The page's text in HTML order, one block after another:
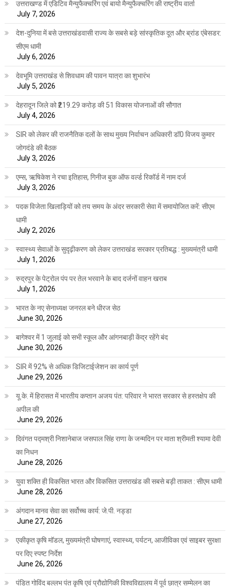
उत्तराखण्ड में एडिटिव मैन्युफैक्चरिंग एवं बायो मैन्युफैक्चरिंग की राष्ट्रीय वार्ता
July 7, 2026
देश-दुनिया में बसे उत्तराखंडवासी राज्य के सबसे बड़े सांस्कृतिक दूत और ब्रांड एंबेसडर:
सीएम धामी
July 6, 2026
देवभूमि उत्तराखंड से शिवधाम की पावन यात्रा का शुभारंभ
July 5, 2026
देहरादून जिले को ₹219.29 करोड़ की 51 विकास योजनाओं की सौगात
July 4, 2026
SIR को लेकर की राजनैतिक दलों के साथ मुख्य निर्वाचन अधिकारी डॉ0 विजय कुमार
जोगदंडे की बैठक
July 3, 2026
एम्स, ऋषिकेश ने रचा इतिहास, गिनीज बुक ऑफ वर्ल्ड रिकॉर्ड में नाम दर्ज
July 3, 2026
पदक विजेता खिलाड़ियों को तय समय के अंदर सरकारी सेवा में समायोजित करें: सीएम
धामी
July 2, 2026
स्वास्थ्य सेवाओं के सुदृढ़ीकरण को लेकर उत्तराखंड सरकार प्रतिबद्ध : मुख्यमंत्री धामी
July 1, 2026
रुद्रपुर के पेट्रोल पंप पर तेल भरवाने के बाद दर्जनों वाहन खराब
July 1, 2026
भारत के नए सेनाध्यक्ष जनरल बने धीरज सेठ
June 30, 2026
बागेश्वर में 1 जुलाई को सभी स्कूल और आंगनबाड़ी केंद्र रहेंगे बंद
June 30, 2026
SIR में 92% से अधिक डिजिटाईजेशन का कार्य पूर्ण
June 29, 2026
यू.के. में हिरासत में भारतीय कप्तान अजय पंत: परिवार ने भारत सरकार से हस्तक्षेप की
अपील की
June 29, 2026
दिवंगत पद्मश्री निशानेबाज जसपाल सिंह राणा के जन्मदिन पर माता श्रीमती श्यामा देवी
का निधन
June 28, 2026
युवा शक्ति ही विकसित भारत और विकसित उत्तराखंड की सबसे बड़ी ताकत : सीएम धामी
June 28, 2026
अंगदान मानव सेवा का सर्वोच्च कार्य: जे.पी. नड्डा
June 27, 2026
एकीकृत कृषि मॉडल, मुख्यमंत्री घोषणाएं, स्वास्थ्य, पर्यटन, आजीविका एवं साइबर सुरक्षा
पर दिए स्पष्ट निर्देश
June 26, 2026
पंडित गोविंद बल्लभ पंत कृषि एवं प्रौद्योगिकी विश्वविद्यालय में पूर्व छात्र सम्मेलन का